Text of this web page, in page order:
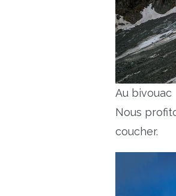
Au bivouac
Nous
coucher.